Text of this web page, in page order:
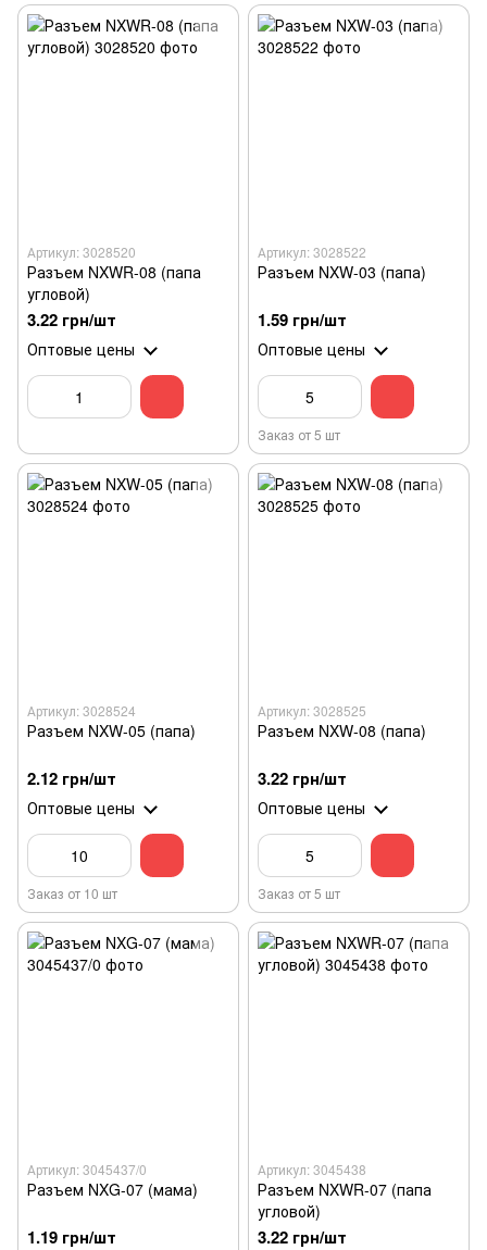
Артикул: 3028520
Разъем NXWR-08 (папа
угловой)
3.22 грн/шт
Оптовые цены
Артикул: 3028522
Разъем NXW-03 (папа)
1.59 грн/шт
Оптовые цены
Заказ от 5 шт
Артикул: 3028524
Разъем NXW-05 (папа)
2.12 грн/шт
Оптовые цены
Заказ от 10 шт
Артикул: 3028525
Разъем NXW-08 (папа)
3.22 грн/шт
Оптовые цены
Заказ от 5 шт
Артикул: 3045437/0
Разъем NXG-07 (мама)
1.19 грн/шт
Артикул: 3045438
Разъем NXWR-07 (папа
угловой)
3.22 грн/шт